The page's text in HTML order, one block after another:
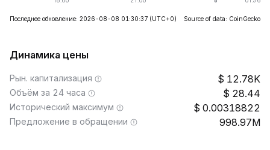
Последнее обновление: 2026-08-08 01:30:37 (UTC+0) Source of data: CoinGecko
Динамика цены
Рын. капитализация 12.78K
Объём за 24 часа 28.44
Исторический максимум 0.00318822
Предложение в обращении 998.97M